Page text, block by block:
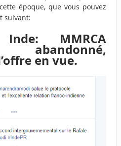
époque, que vous pouvez
suivant:
MMRCA
abandonné,
en vue.